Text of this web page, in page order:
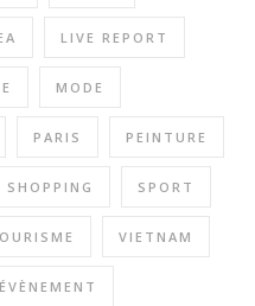
LIVE REPORT
MODE
PARIS PEINTURE
SHOPPING SPORT
VIETNAM
ÉVÈNEMENT